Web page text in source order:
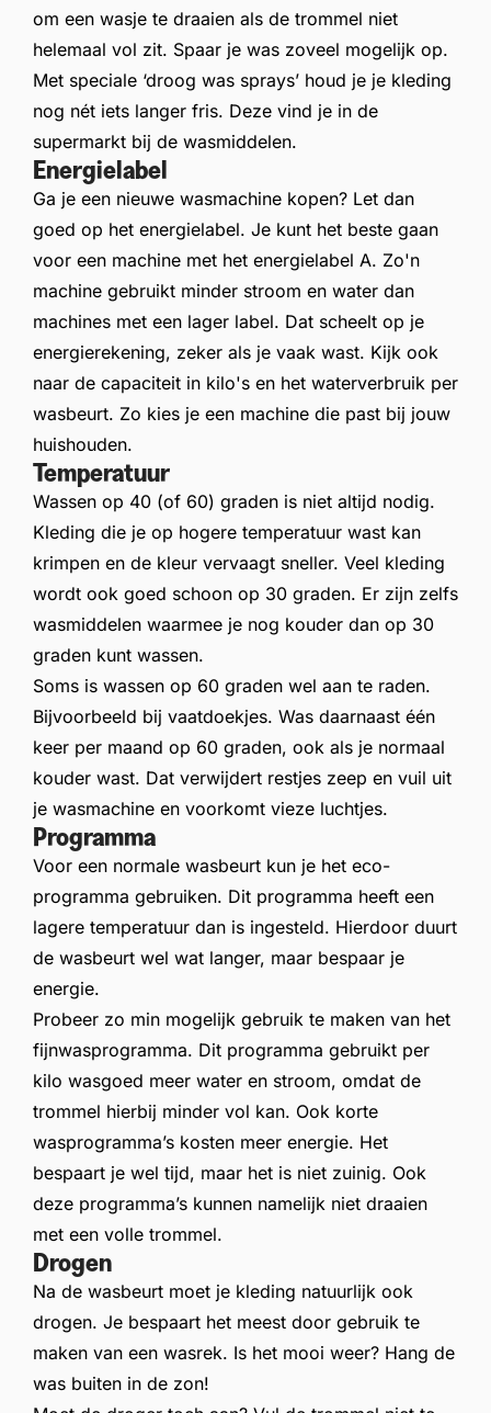
om een wasje te draaien als de trommel niet
helemaal vol zit. Spaar je was zoveel mogelijk op.
Met speciale ‘droog was sprays’ houd je je kleding
nog nét iets langer fris. Deze vind je in de
supermarkt bij de wasmiddelen.
Energielabel
Ga je een nieuwe wasmachine kopen? Let dan
goed op het energielabel. Je kunt het beste gaan
voor een machine met het energielabel A. Zo'n
machine gebruikt minder stroom en water dan
machines met een lager label. Dat scheelt op je
energierekening, zeker als je vaak wast. Kijk ook
naar de capaciteit in kilo's en het waterverbruik per
wasbeurt. Zo kies je een machine die past bij jouw
huishouden.
Temperatuur
Wassen op 40 (of 60) graden is niet altijd nodig.
Kleding die je op hogere temperatuur wast kan
krimpen en de kleur vervaagt sneller. Veel kleding
wordt ook goed schoon op 30 graden. Er zijn zelfs
wasmiddelen waarmee je nog kouder dan op 30
graden kunt wassen.
Soms is wassen op 60 graden wel aan te raden.
Bijvoorbeeld bij vaatdoekjes. Was daarnaast één
keer per maand op 60 graden, ook als je normaal
kouder wast. Dat verwijdert restjes zeep en vuil uit
je wasmachine en voorkomt vieze luchtjes.
Programma
Voor een normale wasbeurt kun je het eco-
programma gebruiken. Dit programma heeft een
lagere temperatuur dan is ingesteld. Hierdoor duurt
de wasbeurt wel wat langer, maar bespaar je
energie.
Probeer zo min mogelijk gebruik te maken van het
fijnwasprogramma. Dit programma gebruikt per
kilo wasgoed meer water en stroom, omdat de
trommel hierbij minder vol kan. Ook korte
wasprogramma’s kosten meer energie. Het
bespaart je wel tijd, maar het is niet zuinig. Ook
deze programma’s kunnen namelijk niet draaien
met een volle trommel.
Drogen
Na de wasbeurt moet je kleding natuurlijk ook
drogen. Je bespaart het meest door gebruik te
maken van een wasrek. Is het mooi weer? Hang de
was buiten in de zon!